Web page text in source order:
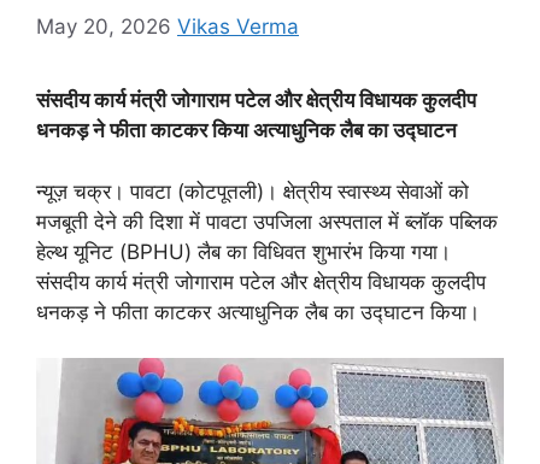
May 20, 2026 Vikas Verma
संसदीय कार्य मंत्री जोगाराम पटेल और क्षेत्रीय विधायक कुलदीप
धनकड़ ने फीता काटकर किया अत्याधुनिक लैब का उद्घाटन
न्यूज़ चक्र। पावटा (कोटपूतली)। क्षेत्रीय स्वास्थ्य सेवाओं को
मजबूती देने की दिशा में पावटा उपजिला अस्पताल में ब्लॉक पब्लिक
हेल्थ यूनिट (BPHU) लैब का विधिवत शुभारंभ किया गया।
संसदीय कार्य मंत्री जोगाराम पटेल और क्षेत्रीय विधायक कुलदीप
धनकड़ ने फीता काटकर अत्याधुनिक लैब का उद्घाटन किया।